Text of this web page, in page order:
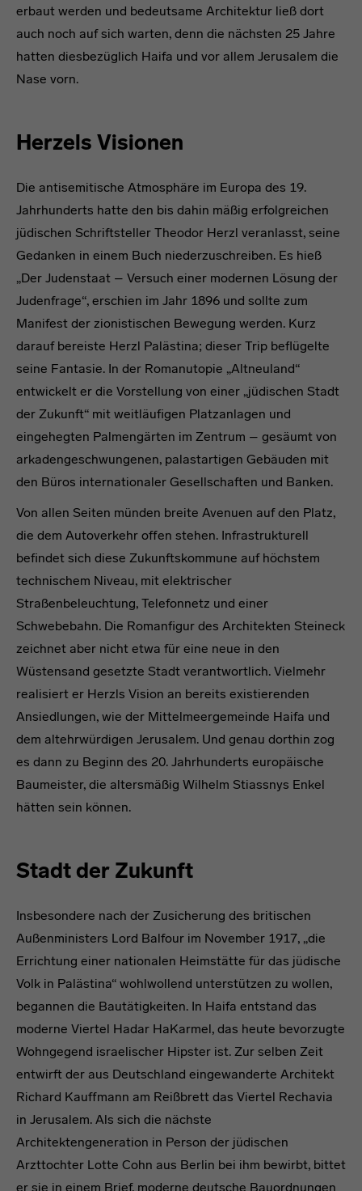
erbaut werden und bedeutsame Architektur ließ dort
auch noch auf sich warten, denn die nächsten 25 Jahre
hatten diesbezüglich Haifa und vor allem Jerusalem die
Nase vorn.
Herzels Visionen
Die antisemitische Atmosphäre im Europa des 19.
Jahrhunderts hatte den bis dahin mäßig erfolgreichen
jüdischen Schriftsteller Theodor Herzl veranlasst, seine
Gedanken in einem Buch niederzuschreiben. Es hieß
„Der Judenstaat – Versuch einer modernen Lösung der
Judenfrage“, erschien im Jahr 1896 und sollte zum
Manifest der zionistischen Bewegung werden. Kurz
darauf bereiste Herzl Palästina; dieser Trip beflügelte
seine Fantasie. In der Romanutopie „Altneuland“
entwickelt er die Vorstellung von einer „jüdischen Stadt
der Zukunft“ mit weitläufigen Platzanlagen und
eingehegten Palmengärten im Zentrum – gesäumt von
arkadengeschwungenen, palastartigen Gebäuden mit
den Büros internationaler Gesellschaften und Banken.
Von allen Seiten münden breite Avenuen auf den Platz,
die dem Autoverkehr offen stehen. Infrastrukturell
befindet sich diese Zukunftskommune auf höchstem
technischem Niveau, mit elektrischer
Straßenbeleuchtung, Telefonnetz und einer
Schwebebahn. Die Romanfigur des Architekten Steineck
zeichnet aber nicht etwa für eine neue in den
Wüstensand gesetzte Stadt verantwortlich. Vielmehr
realisiert er Herzls Vision an bereits existierenden
Ansiedlungen, wie der Mittelmeergemeinde Haifa und
dem altehrwürdigen Jerusalem. Und genau dorthin zog
es dann zu Beginn des 20. Jahrhunderts europäische
Baumeister, die altersmäßig Wilhelm Stiassnys Enkel
hätten sein können.
Stadt der Zukunft
Insbesondere nach der Zusicherung des britischen
Außenministers Lord Balfour im November 1917, „die
Errichtung einer nationalen Heimstätte für das jüdische
Volk in Palästina“ wohlwollend unterstützen zu wollen,
begannen die Bautätigkeiten. In Haifa entstand das
moderne Viertel Hadar HaKarmel, das heute bevorzugte
Wohngegend israelischer Hipster ist. Zur selben Zeit
entwirft der aus Deutschland eingewanderte Architekt
Richard Kauffmann am Reißbrett das Viertel Rechavia
in Jerusalem. Als sich die nächste
Architektengeneration in Person der jüdischen
Arzttochter Lotte Cohn aus Berlin bei ihm bewirbt, bittet
er sie in einem Brief, moderne deutsche Bauordnungen